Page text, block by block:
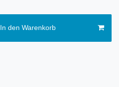
In den Warenkorb